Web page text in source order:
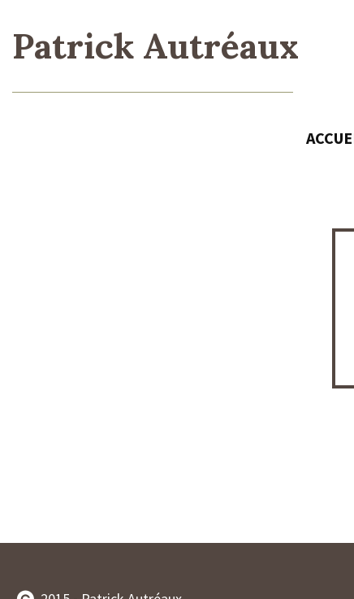
Patrick Autréaux